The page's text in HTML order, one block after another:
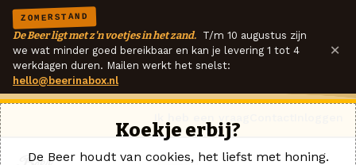
ZOMERSTAND
De Beer ligt met z'n voetjes in het zand. T/m 10 augustus zijn
we wat minder goed bereikbaar en kan je levering 1 tot 4
werkdagen duren. Mailen werkt het snelst:
hello@beerinabox.nl
×
Koekje erbij?
De Beer houdt van cookies, het liefst met honing.